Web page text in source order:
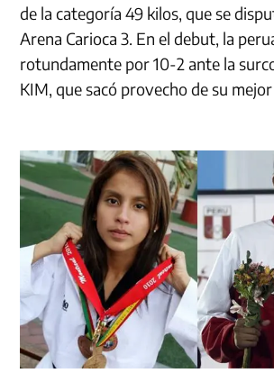
de la categoría 49 kilos, que se
Arena Carioca 3. En el debut, la
rotundamente por 10-2 ante la
KIM, que sacó provecho de su